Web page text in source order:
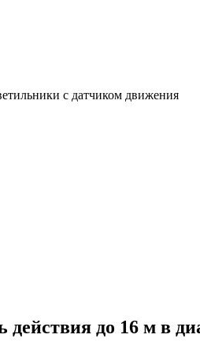
с датчиком движения
до 16 м в